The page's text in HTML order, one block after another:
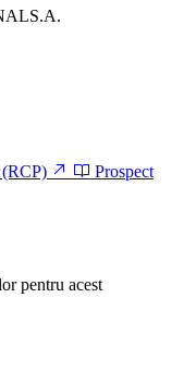
Prospect
pentru acest